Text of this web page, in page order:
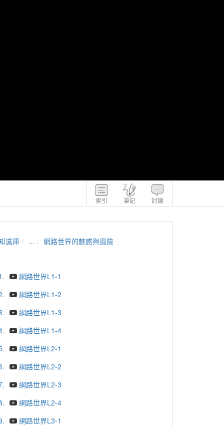
索引 筆記 討論
識庫 ... 網路世界的魅惑與風險
網路世界L1-1
網路世界L1-2
網路世界L1-3
網路世界L1-4
網路世界L2-1
網路世界L2-2
網路世界L2-3
網路世界L2-4
網路世界L3-1